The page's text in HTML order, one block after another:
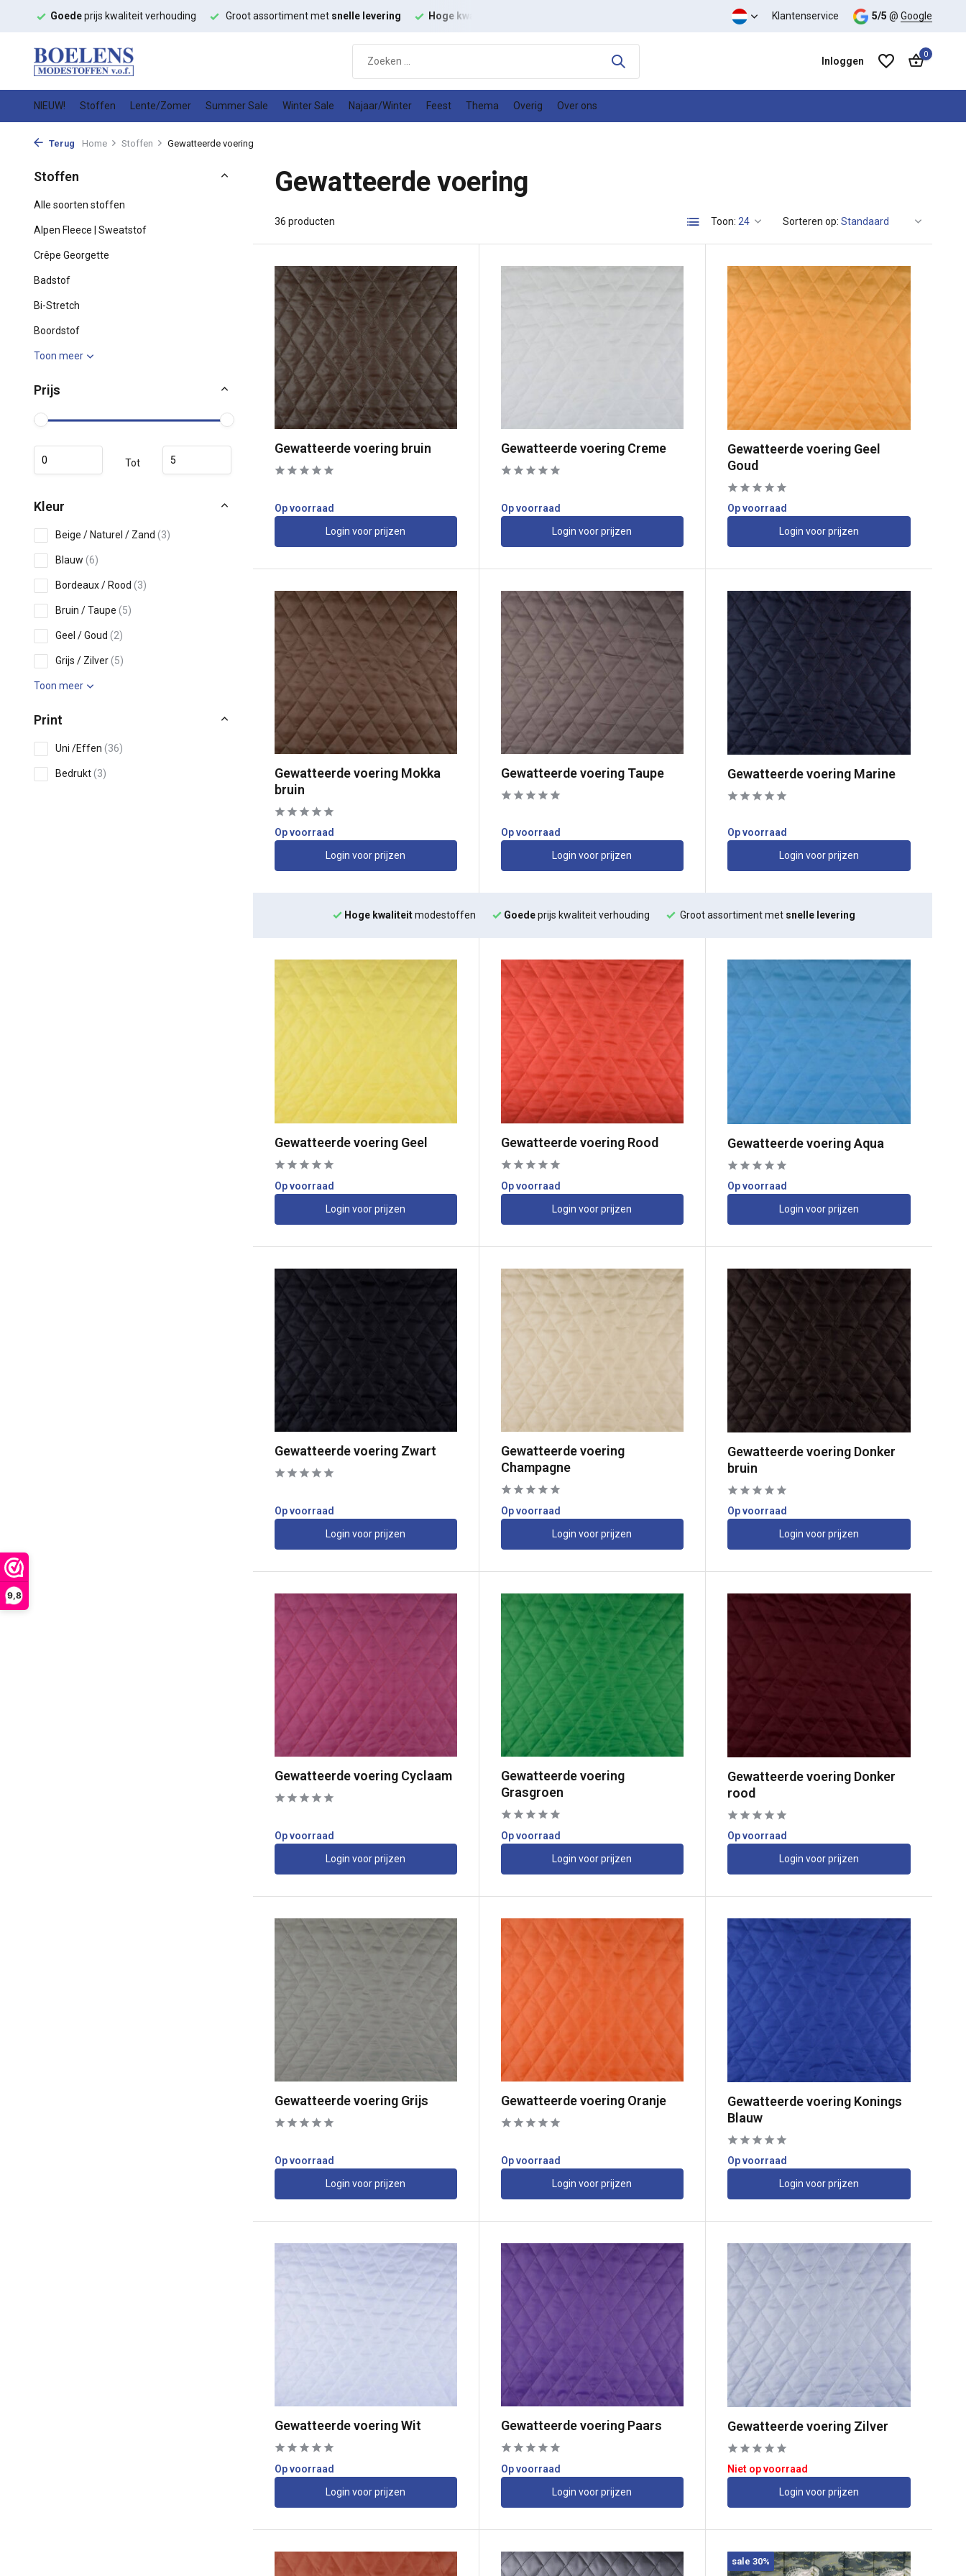
9,8
Groot assortiment metsnelle levering Hoge kwaliteitmodestoffen Goedeprijs kwaliteit verhouding Klantenservice 5/5 @ Google
Inloggen
0
NIEUW! Stoffen Lente/Zomer Summer Sale Winter Sale Najaar/Winter Feest Thema Overig Over ons
Terug Home Stoffen Gewatteerde voering
Stoffen
Alle soorten stoffen
Alpen Fleece | Sweatstof
Crêpe Georgette
Badstof
Bi-Stretch
Boordstof
Toon meer
Prijs
Tot
Kleur
Beige / Naturel / Zand (3)
Blauw (6)
Bordeaux / Rood (3)
Bruin / Taupe (5)
Geel / Goud (2)
Grijs / Zilver(5)
Toon meer
Print
Uni /Effen (36)
Bedrukt(3)
Gewatteerde voering
36 producten Toon: Sorteren op:
Gewatteerde voering bruin
Op voorraad
Login voor prijzen
Gewatteerde voering Creme
Op voorraad
Login voor prijzen
Gewatteerde voering Geel
Goud
Op voorraad
Login voor prijzen
Gewatteerde voering Mokka
bruin
Op voorraad
Login voor prijzen
Gewatteerde voering Taupe
Op voorraad
Login voor prijzen
Gewatteerde voering Marine
Op voorraad
Login voor prijzen
Hoge kwaliteitmodestoffen Goedeprijs kwaliteit verhouding Groot assortiment met snelle levering
Gewatteerde voering Geel
Op voorraad
Login voor prijzen
Gewatteerde voering Rood
Op voorraad
Login voor prijzen
Gewatteerde voering Aqua
Op voorraad
Login voor prijzen
Gewatteerde voering Zwart
Op voorraad
Login voor prijzen
Gewatteerde voering
Champagne
Op voorraad
Login voor prijzen
Gewatteerde voering Donker
bruin
Op voorraad
Login voor prijzen
Gewatteerde voering Cyclaam
Op voorraad
Login voor prijzen
Gewatteerde voering
Grasgroen
Op voorraad
Login voor prijzen
Gewatteerde voering Donker
rood
Op voorraad
Login voor prijzen
Gewatteerde voering Grijs
Op voorraad
Login voor prijzen
Gewatteerde voering Oranje
Op voorraad
Login voor prijzen
Gewatteerde voering Konings
Blauw
Op voorraad
Login voor prijzen
Gewatteerde voering Wit
Op voorraad
Login voor prijzen
Gewatteerde voering Paars
Op voorraad
Login voor prijzen
Gewatteerde voering Zilver
Niet op voorraad
Login voor prijzen
sale 30%